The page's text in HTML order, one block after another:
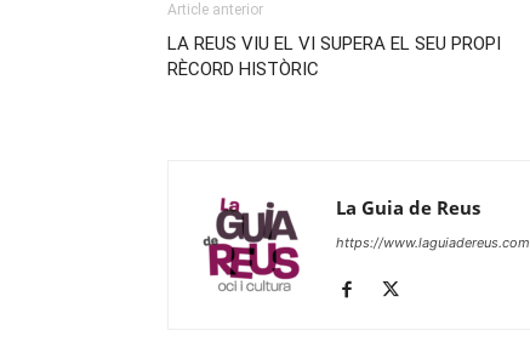
Article anterior
LA REUS VIU EL VI SUPERA EL SEU PROPI
RÈCORD HISTÒRIC
La Guia de Reus
https://www.laguiadereus.com